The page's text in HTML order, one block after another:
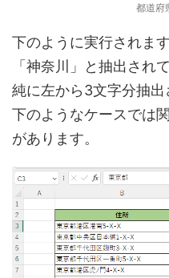
都道府
下のように実行されま
「神奈川」と抽出され
純に左から3文字分抽
下のようなケースでは
があります。